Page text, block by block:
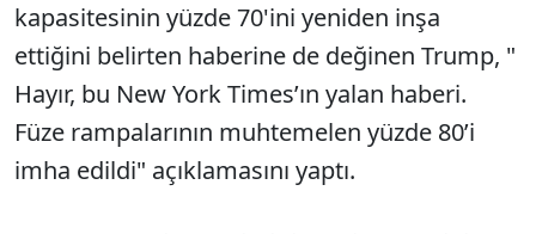
kapasitesinin yüzde 70'ini yeniden inşa
ettiğini belirten haberine de değinen Trump, "
Hayır, bu New York Times’ın yalan haberi.
Füze rampalarının muhtemelen yüzde 80’i
imha edildi" açıklamasını yaptı.